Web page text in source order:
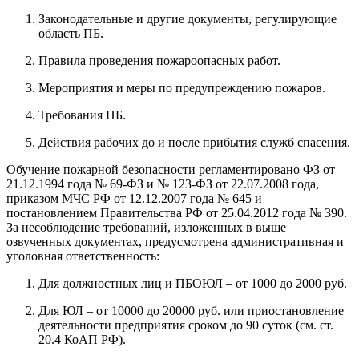
Законодательные и другие документы, регулирующие
область ПБ.
Правила проведения пожароопасных работ.
Мероприятия и меры по предупреждению пожаров.
Требования ПБ.
Действия рабочих до и после прибытия служб спасения.
Обучение пожарной безопасности регламентировано ФЗ от
21.12.1994 года № 69-ФЗ и № 123-ФЗ от 22.07.2008 года,
приказом МЧС РФ от 12.12.2007 года № 645 и
постановлением Правительства РФ от 25.04.2012 года № 390.
За несоблюдение требований, изложенных в выше
озвученных документах, предусмотрена административная и
уголовная ответственность:
Для должностных лиц и ПБОЮЛ – от 1000 до 2000 руб.
Для ЮЛ – от 10000 до 20000 руб. или приостановление
деятельности предприятия сроком до 90 суток (см. ст.
20.4 КоАП РФ).